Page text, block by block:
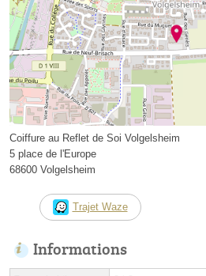
Coiffure au Reflet de Soi Volgelsheim
5 place de l'Europe
68600 Volgelsheim
Trajet Waze
Informations